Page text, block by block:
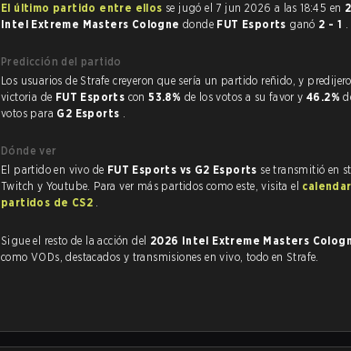
El último partido entre ellos se jugó el 7 jun 2026 a las 18:45 en
Intel Extreme Masters Cologne donde FUT Esports ganó 2 - 1 .
Predicción del partido
Los usuarios de Strafe creyeron que sería un partido reñido, y predijeron la
victoria de FUT Esports con53.8% de los votos a su favor y 46.2%
votos para G2 Esports .
Dónde ver
El partido en vivo de FUT Esports vs G2 Esports se transmitió en
Twitch y Youtube. Para ver más partidos como este, visita el
partidos de CS2 .
Sigue el resto de la acción del 2026 Intel Extreme Masters
como VODs, destacados y transmisiones en vivo, todo en Strafe.